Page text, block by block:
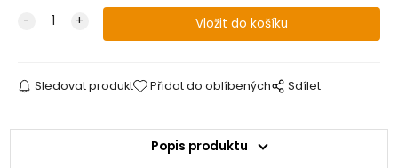
Sledovat produkt Přidat do oblíbených Sdílet
Popis produktu